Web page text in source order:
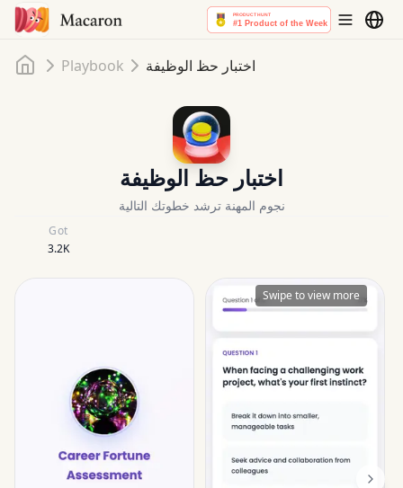
HomePlaybook اختبار حظ الوظيفة
اختبار حظ الوظيفة
نجوم المهنة ترشد خطوتك التالية
Got
3.2K
Swipe to view more